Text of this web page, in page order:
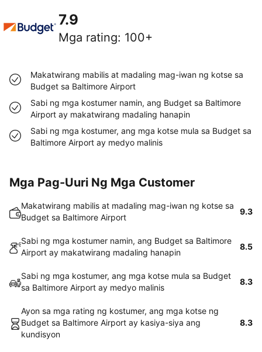
7.9
Mga rating: 100+
Makatwirang mabilis at madaling mag-iwan ng kotse sa
Budget sa Baltimore Airport
Sabi ng mga kostumer namin, ang Budget sa Baltimore
Airport ay makatwirang madaling hanapin
Sabi ng mga kostumer, ang mga kotse mula sa Budget sa
Baltimore Airport ay medyo malinis
Mga Pag-Uuri Ng Mga Customer
Makatwirang mabilis at madaling mag-iwan ng kotse sa
Budget sa Baltimore Airport
9.3
Sabi ng mga kostumer namin, ang Budget sa Baltimore
Airport ay makatwirang madaling hanapin
8.5
Sabi ng mga kostumer, ang mga kotse mula sa Budget
sa Baltimore Airport ay medyo malinis
8.3
Ayon sa mga rating ng kostumer, ang mga kotse ng
Budget sa Baltimore Airport ay kasiya-siya ang
kundisyon
8.3